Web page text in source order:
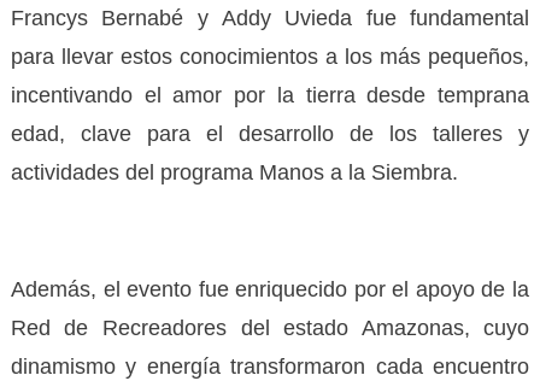
Francys Bernabé y Addy Uvieda fue fundamental
para llevar estos conocimientos a los más pequeños,
incentivando el amor por la tierra desde temprana
edad, clave para el desarrollo de los talleres y
actividades del programa Manos a la Siembra.
Además, el evento fue enriquecido por el apoyo de la
Red de Recreadores del estado Amazonas, cuyo
dinamismo y energía transformaron cada encuentro